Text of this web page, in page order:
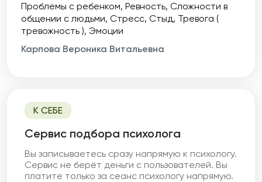
К СЕБЕ
Cервис подбора психолога
Вы записываетесь сразу напрямую к психологу.
Сервис не берёт деньги с пользователей. Вы
платите только за сеанс психологу напрямую.
Проблемы с ребенком Ревность Сложности в
общении с людьми Стресс Стыд Тревога (
тревожность ) Эмоции
Карпова Вероника Витальевна